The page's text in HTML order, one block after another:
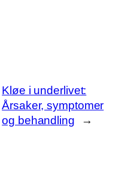
Kløe i underlivet:
Årsaker, symptomer
og behandling
→